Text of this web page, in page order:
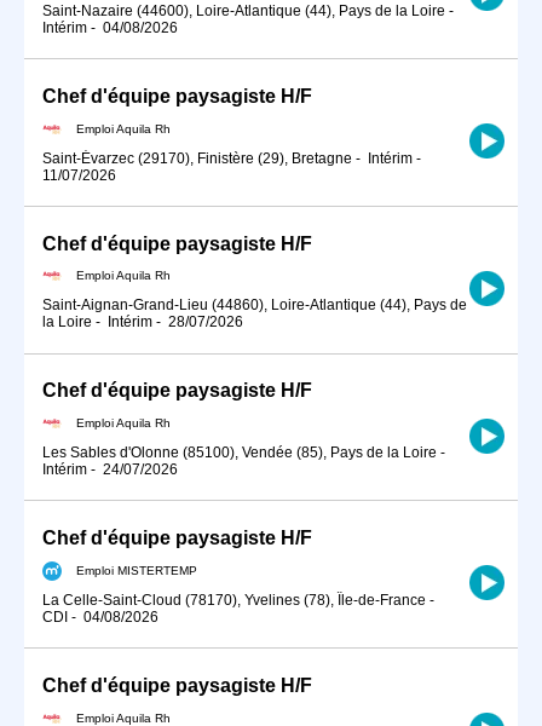
Saint-Nazaire (44600), Loire-Atlantique (44), Pays de la Loire -
Intérim - 04/08/2026
Chef d'équipe paysagiste H/F
Emploi Aquila Rh
Saint-Évarzec (29170), Finistère (29), Bretagne - Intérim -
11/07/2026
Chef d'équipe paysagiste H/F
Emploi Aquila Rh
Saint-Aignan-Grand-Lieu (44860), Loire-Atlantique (44), Pays de
la Loire - Intérim - 28/07/2026
Chef d'équipe paysagiste H/F
Emploi Aquila Rh
Les Sables d'Olonne (85100), Vendée (85), Pays de la Loire -
Intérim - 24/07/2026
Chef d'équipe paysagiste H/F
Emploi MISTERTEMP
La Celle-Saint-Cloud (78170), Yvelines (78), Île-de-France -
CDI - 04/08/2026
Chef d'équipe paysagiste H/F
Emploi Aquila Rh